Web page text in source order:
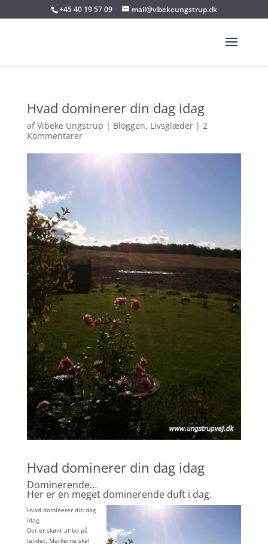
+45 40 19 57 09 mail@vibekeungstrup.dk
Hvad dominerer din dag idag
afVibeke Ungstrup | Bloggen, Livsglæder| 2
Kommentarer
Hvad dominerer din dag idag
Dominerende…
Her er en meget dominerende duft i dag.
Hvad dominerer din dag
idag.
Det er skønt at bo på
landet. Markerne skal